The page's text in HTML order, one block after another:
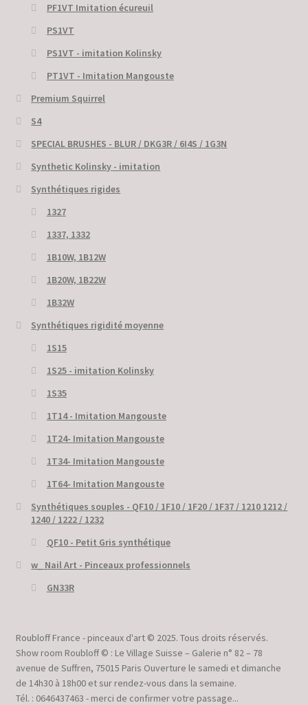
PF1VT Imitation écureuil
PS1VT
PS1VT - imitation Kolinsky
PT1VT - Imitation Mangouste
Premium Squirrel
S4
SPECIAL BRUSHES - BLUR / DKG3R / 6I4S / 1G3N
Synthetic Kolinsky - imitation
Synthétiques rigides
1327
1337, 1332
1B10W, 1B12W
1B20W, 1B22W
1B32W
Synthétiques rigidité moyenne
1S15
1S25 - imitation Kolinsky
1S35
1T14 - Imitation Mangouste
1T24- Imitation Mangouste
1T34- Imitation Mangouste
1T64- Imitation Mangouste
Synthétiques souples - QF10 / 1F10 / 1F20 / 1F37 / 1210 1212 /
1240 / 1222 / 1232
QF10 - Petit Gris synthétique
w_ Nail Art - Pinceaux professionnels
GN33R
Roubloff France - pinceaux d'art © 2025. Tous droits réservés.
Show room Roubloff © : Le Village Suisse – Galerie n° 82 – 78
avenue de Suffren, 75015 Paris Ouverture le samedi et dimanche
de 14h30 à 18h00 et sur rendez-vous dans la semaine.
Tél. : 0646437463 - merci de confirmer votre passage...